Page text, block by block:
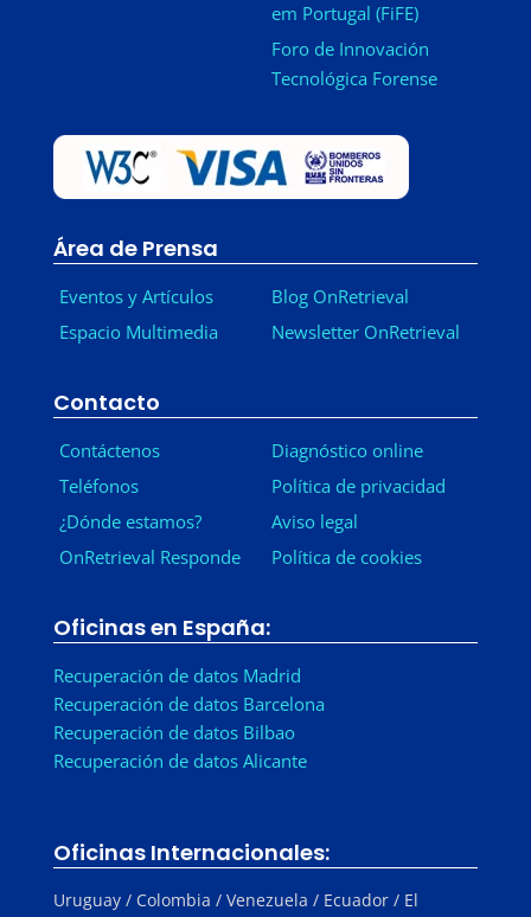
em Portugal (FiFE)
Foro de Innovación
Tecnológica Forense
Área de Prensa
Eventos y Artículos
Espacio Multimedia
Blog OnRetrieval
Newsletter OnRetrieval
Contacto
Contáctenos
Teléfonos
¿Dónde estamos?
OnRetrieval Responde
Diagnóstico online
Política de privacidad
Aviso legal
Política de cookies
Oficinas en España:
Recuperación de datos Madrid
Recuperación de datos Barcelona
Recuperación de datos Bilbao
Recuperación de datos Alicante
Oficinas Internacionales:
Uruguay / Colombia / Venezuela / Ecuador / El